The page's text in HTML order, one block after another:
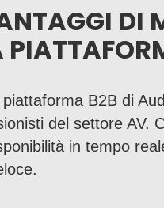
DI
B2B di
del settore AV.
in tempo